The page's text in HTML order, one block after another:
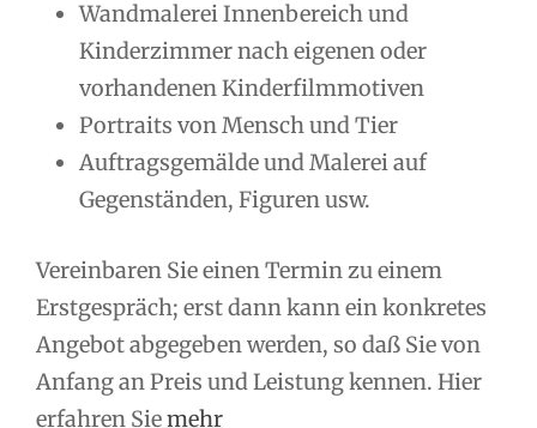
Wandmalerei Innenbereich und
Kinderzimmer nach eigenen oder
vorhandenen Kinderfilmmotiven
Portraits von Mensch und Tier
Auftragsgemälde und Malerei auf
Gegenständen, Figuren usw.
Vereinbaren Sie einen Termin zu einem
Erstgespräch; erst dann kann ein konkretes
Angebot abgegeben werden, so daß Sie von
Anfang an Preis und Leistung kennen. Hier
erfahren Siemehr